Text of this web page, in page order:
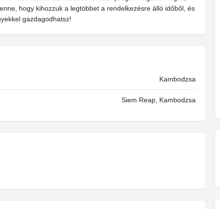
hogy kihozzuk a legtöbbet a rendelkezésre álló időből, és
gazdagodhatsz!
Kambodzsa
Siem Reap, Kambodzsa